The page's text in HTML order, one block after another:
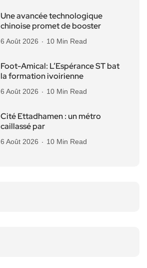
Une avancée technologique
chinoise promet de booster
6 Août 2026 10 Min Read
Foot-Amical: L’Espérance ST bat
la formation ivoirienne
6 Août 2026 10 Min Read
Cité Ettadhamen : un métro
caillassé par
6 Août 2026 10 Min Read